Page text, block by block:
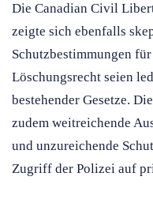
Die Canadian Civil
zeigte sich ebenfalls
Schutzbestimmungen
Löschungsrecht seien
bestehender Gesetze.
zudem weitreichende
und unzureichende
Zugriff der Polizei auf